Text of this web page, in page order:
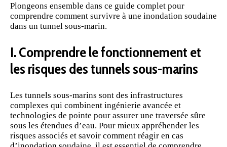
Plongeons ensemble dans ce guide complet pour
comprendre comment survivre à une inondation soudaine
dans un tunnel sous-marin.
I. Comprendre le fonctionnement et
les risques des tunnels sous-marins
Les tunnels sous-marins sont des infrastructures
complexes qui combinent ingénierie avancée et
technologies de pointe pour assurer une traversée sûre
sous les étendues d’eau. Pour mieux appréhender les
risques associés et savoir comment réagir en cas